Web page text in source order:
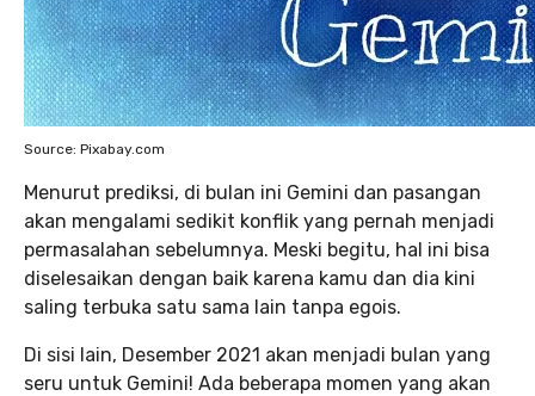
Source: Pixabay.com
Menurut prediksi, di bulan ini Gemini dan pasangan
akan mengalami sedikit konflik yang pernah menjadi
permasalahan sebelumnya. Meski begitu, hal ini bisa
diselesaikan dengan baik karena kamu dan dia kini
saling terbuka satu sama lain tanpa egois.
Di sisi lain, Desember 2021 akan menjadi bulan yang
seru untuk Gemini! Ada beberapa momen yang akan